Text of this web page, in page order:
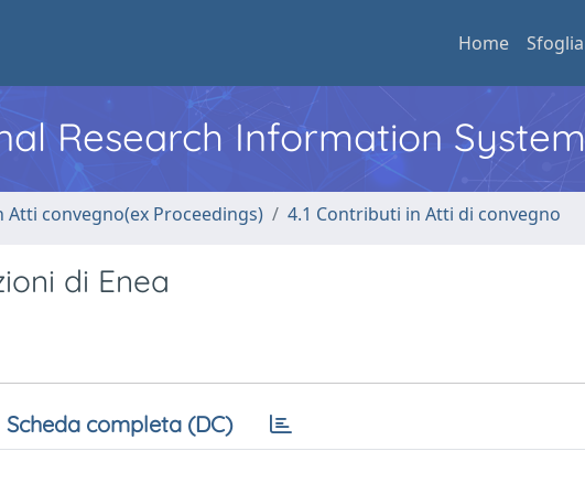
Home Sfoglia
Research Information System
convegno(ex Proceedings) 4.1 Contributi in Atti di convegno
di Enea
Scheda completa (DC)